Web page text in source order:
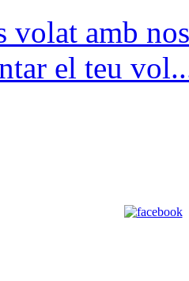
volat amb
el teu